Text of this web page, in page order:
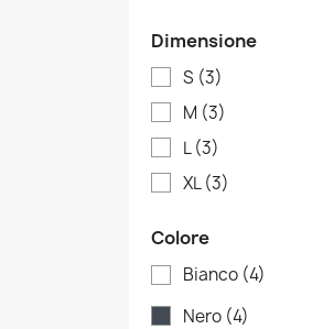
Dimensione
S (3)
M (3)
L(3)
XL(3)
Colore
Bianco (4)
Nero (4)